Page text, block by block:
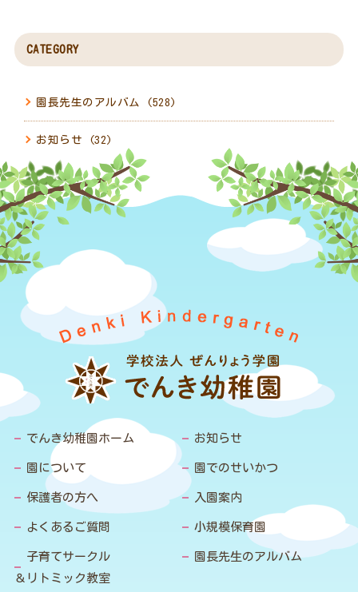
CATEGORY
園長先生のアルバム (528)
お知らせ (32)
でんき幼稚園ホーム お知らせ
園について 園でのせいかつ
保護者の方へ 入園案内
よくあるご質問 小規模保育園
子育てサークル
＆リトミック教室
園長先生のアルバム